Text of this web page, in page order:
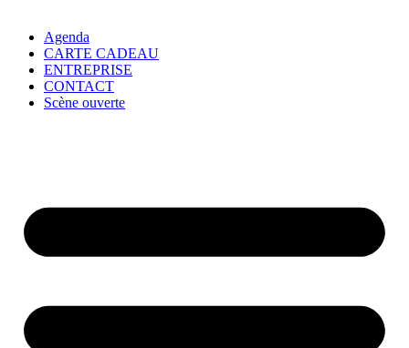
Agenda
CARTE CADEAU
ENTREPRISE
CONTACT
Scène ouverte